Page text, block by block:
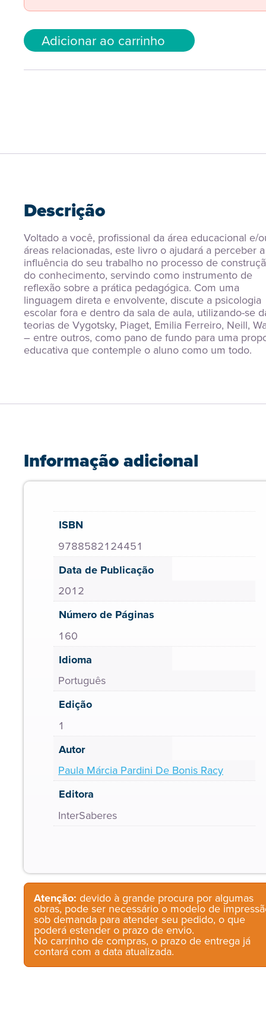
Adicionar ao carrinho
Descrição
Voltado a você, profissional da área educacional e/
áreas relacionadas, este livro o ajudará a perceber a
influência do seu trabalho no processo de
do conhecimento, servindo como instrumento de
reflexão sobre a prática pedagógica. Com uma
linguagem direta e envolvente, discute a psicologia
escolar fora e dentro da sala de aula, utilizando-se
teorias de Vygotsky, Piaget, Emilia Ferreiro, Neill,
– entre outros, como pano de fundo para uma
educativa que contemple o aluno como um todo.
Informação adicional
ISBN
9788582124451
Data de Publicação
2012
Número de Páginas
160
Idioma
Português
Edição
1
Autor
Paula Márcia Pardini De Bonis Racy
Editora
InterSaberes
Atenção: devido à grande procura por algumas
obras, pode ser necessário o modelo de
sob demanda para atender seu pedido, o que
poderá estender o prazo de envio.
No carrinho de compras, o prazo de entrega já
contará com a data atualizada.